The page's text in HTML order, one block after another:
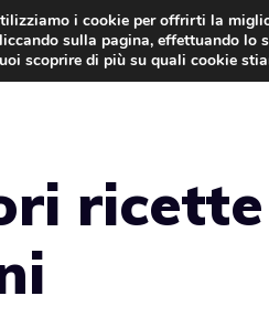
i cookie per offrirti la
sulla pagina, effettuando lo
scoprire di più su quali cookie